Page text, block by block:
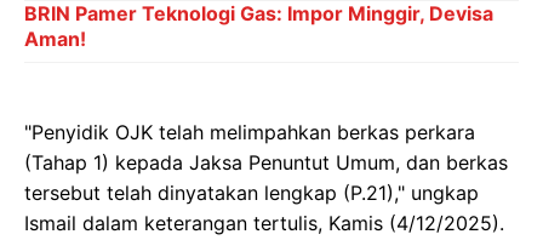
BRIN Pamer Teknologi Gas: Impor Minggir, Devisa
Aman!
"Penyidik OJK telah melimpahkan berkas perkara
(Tahap 1) kepada Jaksa Penuntut Umum, dan berkas
tersebut telah dinyatakan lengkap (P.21)," ungkap
Ismail dalam keterangan tertulis, Kamis (4/12/2025).